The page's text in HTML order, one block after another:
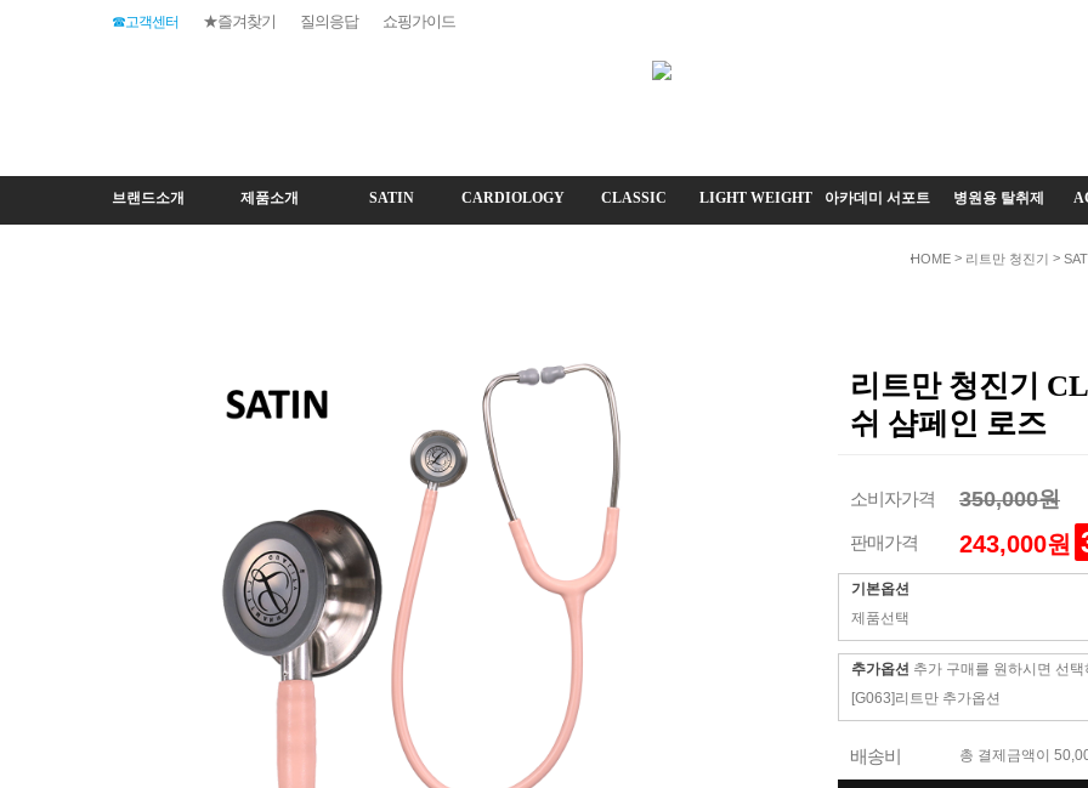
☎고객센터 ★즐겨찾기 질의응답 쇼핑가이드
브랜드소개 제품소개 SATIN CARDIOLOGY CLASSIC LIGHT WEIGHT 아카데미 서포트 병원용 탈취제
HOME > 리트만 청진기 >
리트만 청진기
쉬 샴페인 로즈
소비자가격 350,000원
판매가격 243,000원
기본옵션
제품선택
추가옵션 추가 구매를 원하시면 선택
[G063]리트만 추가옵션
배송비 총 결제금액이